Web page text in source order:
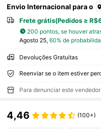
Envio Internacional para o
Frete grátis(Pedidos ≥
200 pontos, se houver
Agosto 25, 60% de
Devoluções Gratuitas
Para denunciar este
4,46 (100+)